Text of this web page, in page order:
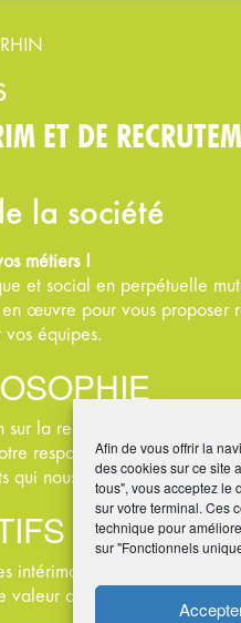
Afin de vous offrir la
des cookies sur ce site
tous", vous acceptez le
sur votre terminal. Ces
technique pour
sur "Fonctionnels
ET DE
la société
métiers !
et social en perpétuelle
en œuvre pour vous proposer
vos équipes.
la recherche constante
responsabilité, tant vis-à-
qui nous associent à leur
intérimaires de devenir des
ajoutée à nos clients